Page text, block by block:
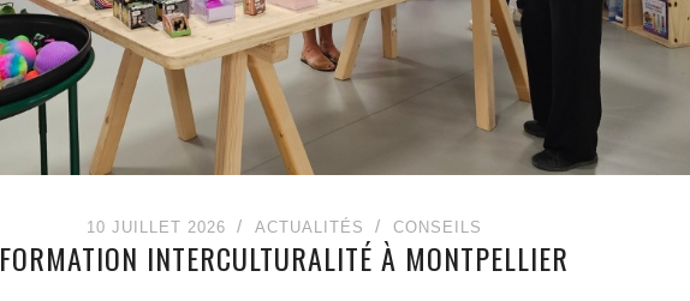
10 JUILLET 2026 ACTUALITÉS CONSEILS
FORMATION INTERCULTURALITÉ À MONTPELLIER